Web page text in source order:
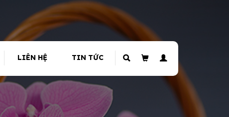
LIÊN HỆ TIN TỨC